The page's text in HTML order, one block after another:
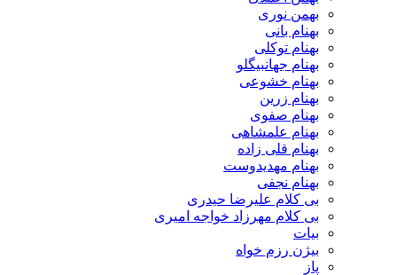
بهمن نوری
بهنام بانی
بهنام توکلی
بهنام جهانبیگلو
بهنام خشوعی
بهنام زرین
بهنام صفوی
بهنام علمشاهی
بهنام قلی زاده
بهنام مهدیدوست
بهنام نجفی
بی کلام علیرضا حیدری
بی کلام مهرزاد خواجه امیری
بیات
بیژن رزم خواه